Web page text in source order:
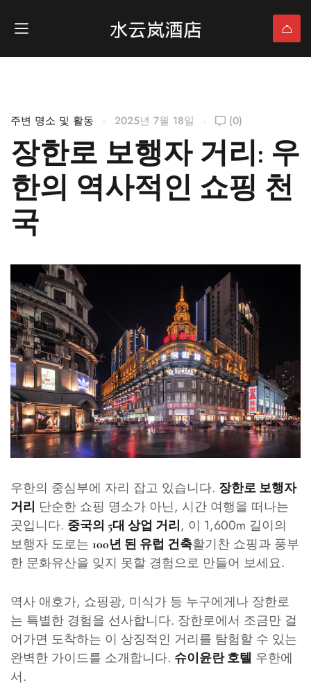
주변 명소 및 활동 2025년 7월 18일 (0)
장한로 보행자 거리: 우
한의 역사적인 쇼핑 천
국
우한의 중심부에 자리 잡고 있습니다. 장한로 보행자
거리 단순한 쇼핑 명소가 아닌, 시간 여행을 떠나는
곳입니다. 중국의 5대 상업 거리 , 이 1,600m 길이의
보행자 도로는 100년 된 유럽 건축활기찬 쇼핑과 풍부
한 문화유산을 잊지 못할 경험으로 만들어 보세요.
역사 애호가, 쇼핑광, 미식가 등 누구에게나 장한로
는 특별한 경험을 선사합니다. 장한로에서 조금만 걸
어가면 도착하는 이 상징적인 거리를 탐험할 수 있는
완벽한 가이드를 소개합니다. 슈이윤란 호텔 우한에
서.